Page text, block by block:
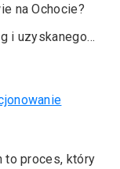
na Ochocie?
i uzyskanego…
to proces, który